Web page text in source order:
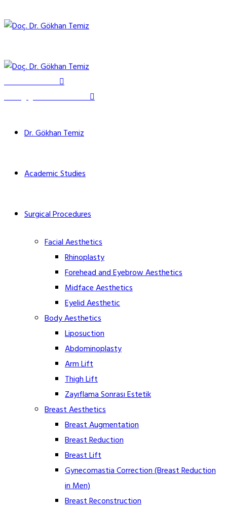
0530 857 09 92
clinic@gokhantemiz.com
Dr. Gökhan Temiz
Academic Studies
Surgical Procedures
Facial Aesthetics
Rhinoplasty
Forehead and Eyebrow Aesthetics
Midface Aesthetics
Eyelid Aesthetic
Body Aesthetics
Liposuction
Abdominoplasty
Arm Lift
Thigh Lift
Zayıflama Sonrası Estetik
Breast Aesthetics
Breast Augmentation
Breast Reduction
Breast Lift
Gynecomastia Correction (Breast Reduction
in Men)
Breast Reconstruction